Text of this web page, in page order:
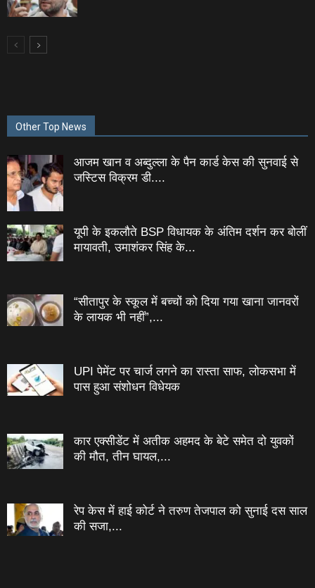
Other Top News
आजम खान व अब्दुल्ला के पैन कार्ड केस की सुनवाई से
जस्टिस विक्रम डी....
यूपी के इकलौते BSP विधायक के अंतिम दर्शन कर बोलीं
मायावती, उमाशंकर सिंह के...
“सीतापुर के स्‍कूल में बच्‍चों को दिया गया खाना जानवरों
के लायक भी नहीं”,...
UPI पेमेंट पर चार्ज लगने का रास्ता साफ, लोकसभा में
पास हुआ संशोधन विधेयक
कार एक्सीडेंट में अतीक अहमद के बेटे समेत दो युवकों
की मौत, तीन घायल,...
रेप केस में हाई कोर्ट ने तरुण तेजपाल को सुनाई दस साल
की सजा,...